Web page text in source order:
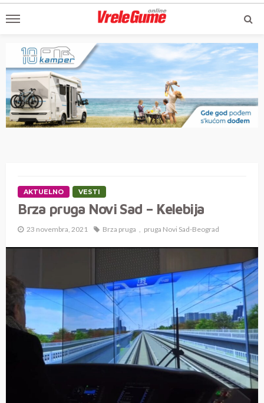
AKTUELNO VESTI
Brza pruga Novi Sad – Kelebija
23 novembra, 2021 Brza pruga pruga Novi Sad-Beograd